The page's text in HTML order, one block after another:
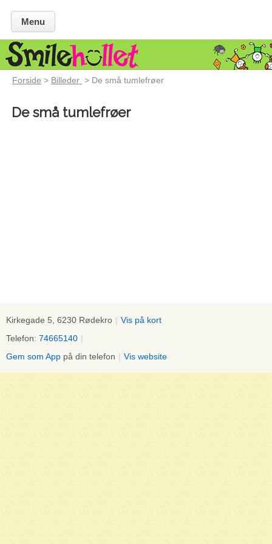
Menu
Forside > Billeder > De små tumlefrøer
De små tumlefrøer
Kirkegade 5, 6230 Rødekro | Vis på kort
Telefon: 74665140 |
Gem som App på din telefon | Vis website